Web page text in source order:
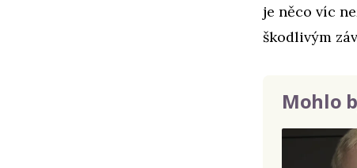
je něco víc
škodlivým
Mohlo